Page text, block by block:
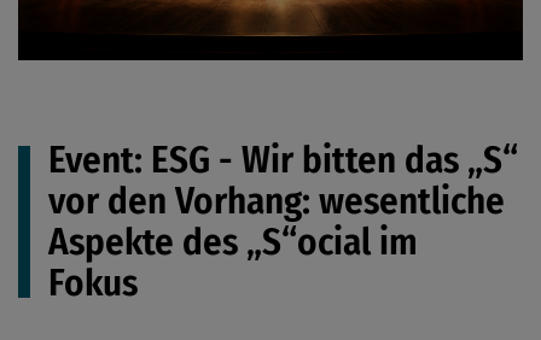
Event: ESG - Wir bitten das „S“
vor den Vorhang: wesentliche
Aspekte des „S“ocial im
Fokus